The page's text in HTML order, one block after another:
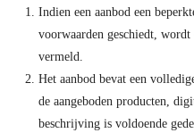
Indien een aanbod een
voorwaarden geschiedt,
vermeld.
Het aanbod bevat een
de aangeboden producten,
beschrijving is voldoende